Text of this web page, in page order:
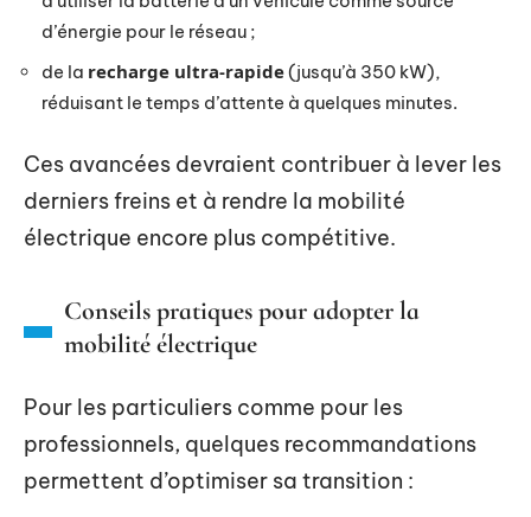
d’énergie pour le réseau ;
de la recharge ultra-rapide(jusqu’à 350 kW),
réduisant le temps d’attente à quelques minutes.
Ces avancées devraient contribuer à lever les
derniers freins et à rendre la mobilité
électrique encore plus compétitive.
Conseils pratiques pour adopter la
mobilité électrique
Pour les particuliers comme pour les
professionnels, quelques recommandations
permettent d’optimiser sa transition :